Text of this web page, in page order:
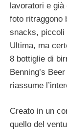
lavoratori e già
foto ritraggono
snacks, piccoli
Ultima, ma
8 bottiglie di
Benning’s
riassume
Creato in un
quello del